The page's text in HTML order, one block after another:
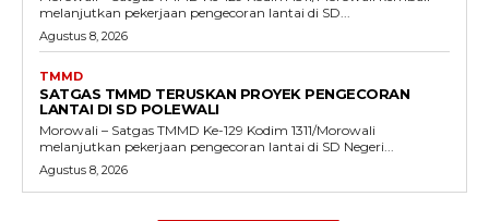
melanjutkan pekerjaan pengecoran lantai di SD...
Agustus 8, 2026
TMMD
SATGAS TMMD TERUSKAN PROYEK PENGECORAN
LANTAI DI SD POLEWALI
Morowali – Satgas TMMD Ke-129 Kodim 1311/Morowali
melanjutkan pekerjaan pengecoran lantai di SD Negeri...
Agustus 8, 2026